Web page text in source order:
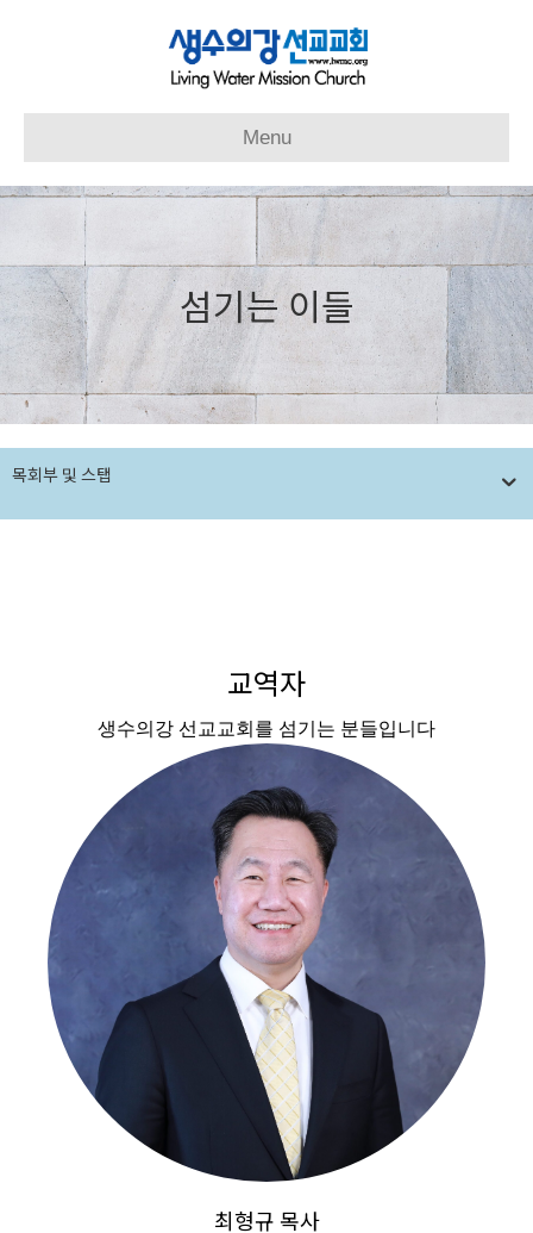
Menu
섬기는 이들
목회부 및 스탭
교역자
생수의강 선교교회를 섬기는 분들입니다
최형규 목사